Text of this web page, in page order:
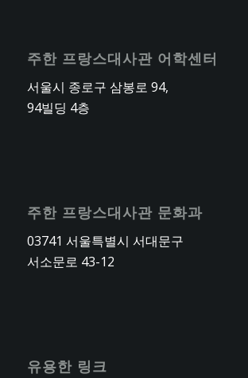
주한 프랑스대사관 어학센터
서울시 종로구 삼봉로 94,
94빌딩 4층
주한 프랑스대사관 문화과
03741 서울특별시 서대문구
서소문로 43-12
유용한 링크